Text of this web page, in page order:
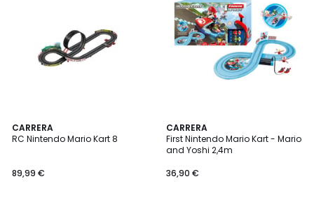
CARRERA
RC Nintendo Mario Kart 8
€.
89,99 €
CARRERA
First Nintendo Mario Kart - Mario
and Yoshi 2,4m
36,90 €